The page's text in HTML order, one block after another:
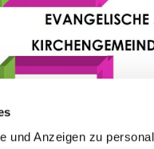
und Anzeigen zu